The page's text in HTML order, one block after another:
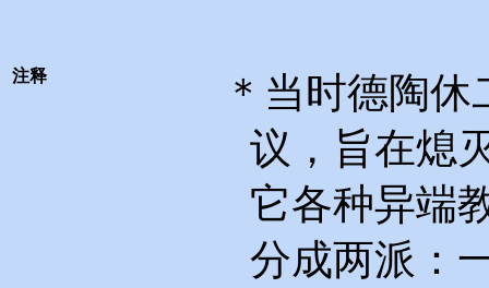
注释
＊当时德陶
议，旨在熄
它各种异端
分成两派：